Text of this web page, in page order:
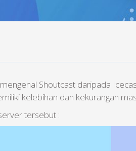
Shoutcast daripada
kelebihan dan kekurangan
tersebut :